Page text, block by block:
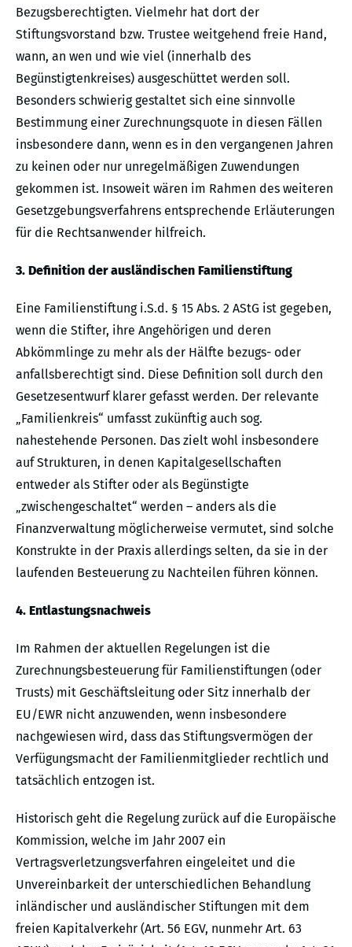
Bezugsberechtigten. Vielmehr hat dort der
Stiftungsvorstand bzw. Trustee weitgehend freie Hand,
wann, an wen und wie viel (innerhalb des
Begünstigtenkreises) ausgeschüttet werden soll.
Besonders schwierig gestaltet sich eine sinnvolle
Bestimmung einer Zurechnungsquote in diesen Fällen
insbesondere dann, wenn es in den vergangenen Jahren
zu keinen oder nur unregelmäßigen Zuwendungen
gekommen ist. Insoweit wären im Rahmen des weiteren
Gesetzgebungsverfahrens entsprechende Erläuterungen
für die Rechtsanwender hilfreich.
3. Definition der ausländischen Familienstiftung
Eine Familienstiftung i.S.d. § 15 Abs. 2 AStG ist gegeben,
wenn die Stifter, ihre Angehörigen und deren
Abkömmlinge zu mehr als der Hälfte bezugs- oder
anfallsberechtigt sind. Diese Definition soll durch den
Gesetzesentwurf klarer gefasst werden. Der relevante
„Familienkreis“ umfasst zukünftig auch sog.
nahestehende Personen. Das zielt wohl insbesondere
auf Strukturen, in denen Kapitalgesellschaften
entweder als Stifter oder als Begünstigte
„zwischengeschaltet“ werden – anders als die
Finanzverwaltung möglicherweise vermutet, sind solche
Konstrukte in der Praxis allerdings selten, da sie in der
laufenden Besteuerung zu Nachteilen führen können.
4. Entlastungsnachweis
Im Rahmen der aktuellen Regelungen ist die
Zurechnungsbesteuerung für Familienstiftungen (oder
Trusts) mit Geschäftsleitung oder Sitz innerhalb der
EU/EWR nicht anzuwenden, wenn insbesondere
nachgewiesen wird, dass das Stiftungsvermögen der
Verfügungsmacht der Familienmitglieder rechtlich und
tatsächlich entzogen ist.
Historisch geht die Regelung zurück auf die Europäische
Kommission, welche im Jahr 2007 ein
Vertragsverletzungsverfahren eingeleitet und die
Unvereinbarkeit der unterschiedlichen Behandlung
inländischer und ausländischer Stiftungen mit dem
freien Kapitalverkehr (Art. 56 EGV, nunmehr Art. 63